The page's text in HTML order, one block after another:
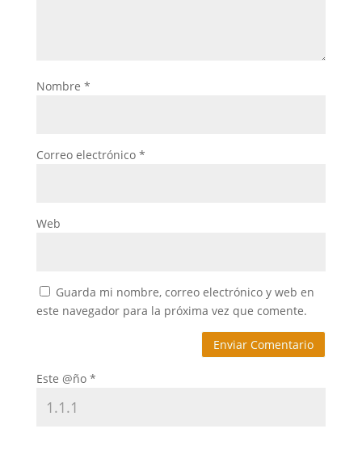
Nombre *
Correo electrónico *
Web
Guarda mi nombre, correo electrónico y web en
este navegador para la próxima vez que comente.
Este @ño *